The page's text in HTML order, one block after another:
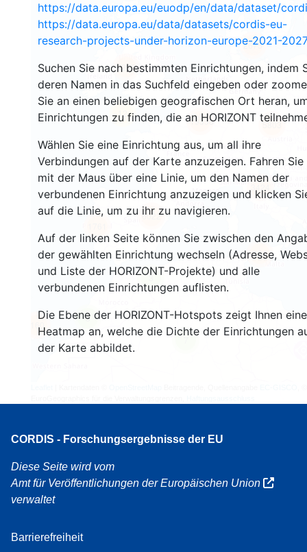
https://data.europa.eu/euodp/en/data/dataset/
https://data.europa.eu/data/datasets/cordis-eu-
research-projects-under-horizon-europe-2021-2027
Suchen Sie nach bestimmten Einrichtungen, indem
deren Namen in das Suchfeld eingeben oder
Sie an einen beliebigen geografischen Ort heran,
Einrichtungen zu finden, die an HORIZONT
Wählen Sie eine Einrichtung aus, um all ihre
Verbindungen auf der Karte anzuzeigen. Fahren Sie
mit der Maus über eine Linie, um den Namen der
verbundenen Einrichtung anzuzeigen und klicken
auf die Linie, um zu ihr zu navigieren.
Auf der linken Seite können Sie zwischen den
der gewählten Einrichtung wechseln (Adresse,
und Liste der HORIZONT-Projekte) und alle
verbundenen Einrichtungen auflisten.
Die Ebene der HORIZONT-Hotspots zeigt Ihnen eine
Heatmap an, welche die Dichte der Einrichtungen
der Karte abbildet.
3
160
12
2202
2675
5803
3
481
19358
6022
CORDIS - Forschungsergebnisse der EU
Diese Seite wird vom
Amt für Veröffentlichungen der Europäischen Union
verwaltet
Barrierefreiheit